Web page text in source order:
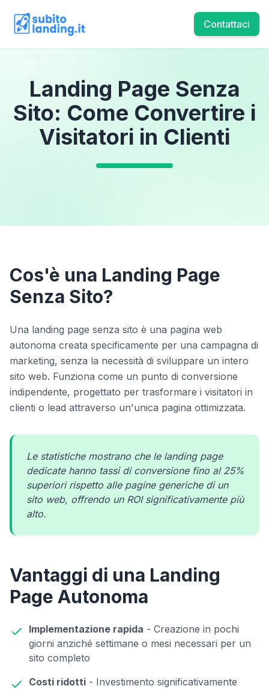
Contattaci
Landing Page Senza
Sito: Come Convertire i
Visitatori in Clienti
Cos'è una Landing Page
Senza Sito?
Una landing page senza sito è una pagina web
autonoma creata specificamente per una campagna di
marketing, senza la necessità di sviluppare un intero
sito web. Funziona come un punto di conversione
indipendente, progettato per trasformare i visitatori in
clienti o lead attraverso un'unica pagina ottimizzata.
Le statistiche mostrano che le landing page
dedicate hanno tassi di conversione fino al 25%
superiori rispetto alle pagine generiche di un
sito web, offrendo un ROI significativamente più
alto.
Vantaggi di una Landing
Page Autonoma
Implementazione rapida - Creazione in pochi
giorni anziché settimane o mesi necessari per un
sito completo
Costi ridotti - Investimento significativamente